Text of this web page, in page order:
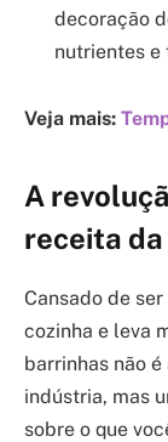
decoração
nutrientes e
Veja mais:
A
receita
Cansado de
cozinha e leva
barrinhas não
indústria, mas
sobre o que